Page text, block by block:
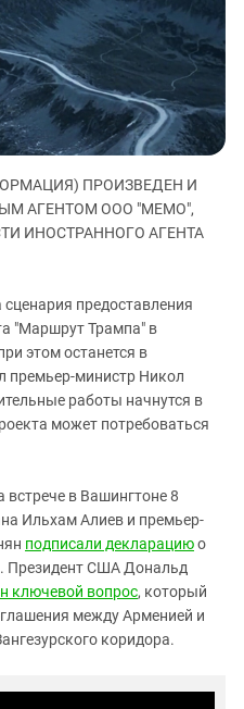
ЗА ПАЛЕСТИНУ
В ЧЕЧНЕ
АКТИВИСТОВ
И ПРОТЕСТЫ
ПРОИЗВЕДЕН И
АГЕНТОМ ООО "МЕМО",
ИНОСТРАННОГО АГЕНТА
предоставления
"Маршрут Трампа" в
этом останется в
премьер-министр Никол
работы начнутся в
может потребоваться
встрече в Вашингтоне 8
Ильхам Алиев и премьер-
подписали декларациюо
Президент США Дональд
ключевой вопрос, который
между Арменией и
коридора.